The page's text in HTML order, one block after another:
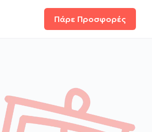
Πάρε Προσφορές